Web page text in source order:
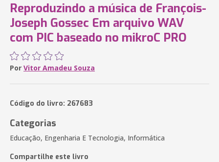
Reproduzindo a música de François-
Joseph Gossec Em arquivo WAV
com PIC baseado no mikroC PRO
Por Vitor Amadeu Souza
Código do livro: 267683
Categorias
Educação, Engenharia E Tecnologia, Informática
Compartilhe este livro